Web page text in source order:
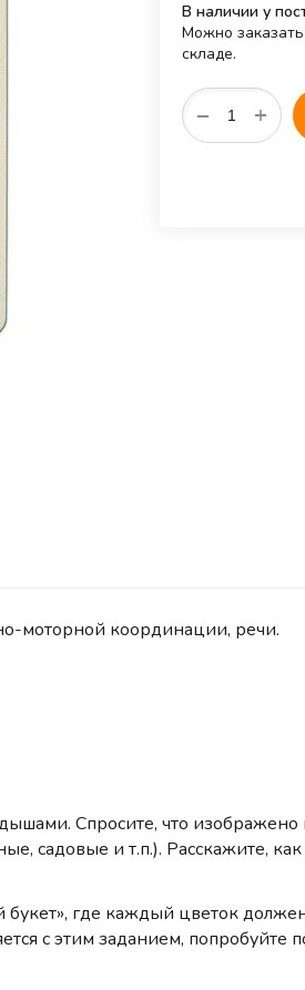
В наличии у
Можно
складе.
+
−
моторной координации, речи.
Спросите, что
садовые и т.п.). Расскажите,
где каждый цветок
с этим заданием,